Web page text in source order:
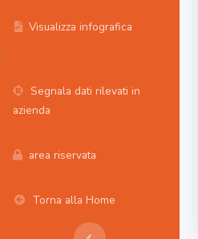
Visualizza infografica
-
Segnala dati rilevati in
azienda
area riservata
Torna alla Home